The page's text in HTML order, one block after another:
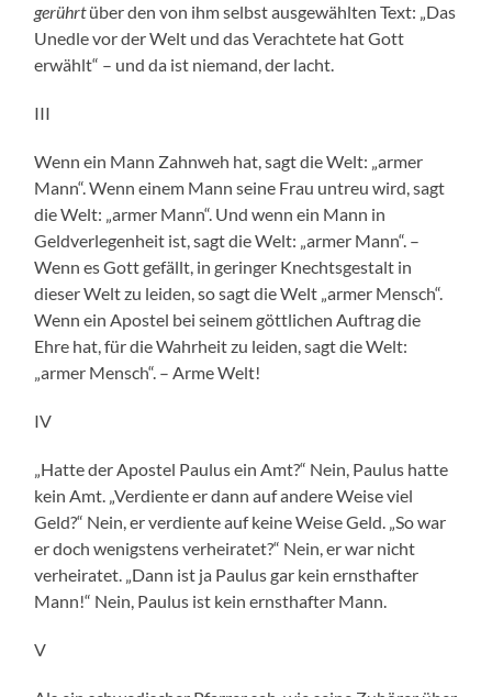
gerührtüber den von ihm selbst ausgewählten Text: „Das
Unedle vor der Welt und das Verachtete hat Gott
erwählt“ – und da ist niemand, der lacht.
III
Wenn ein Mann Zahnweh hat, sagt die Welt: „armer
Mann“. Wenn einem Mann seine Frau untreu wird, sagt
die Welt: „armer Mann“. Und wenn ein Mann in
Geldverlegenheit ist, sagt die Welt: „armer Mann“. –
Wenn es Gott gefällt, in geringer Knechtsgestalt in
dieser Welt zu leiden, so sagt die Welt „armer Mensch“.
Wenn ein Apostel bei seinem göttlichen Auftrag die
Ehre hat, für die Wahrheit zu leiden, sagt die Welt:
„armer Mensch“. – Arme Welt!
IV
„Hatte der Apostel Paulus ein Amt?“ Nein, Paulus hatte
kein Amt. „Verdiente er dann auf andere Weise viel
Geld?“ Nein, er verdiente auf keine Weise Geld. „So war
er doch wenigstens verheiratet?“ Nein, er war nicht
verheiratet. „Dann ist ja Paulus gar kein ernsthafter
Mann!“ Nein, Paulus ist kein ernsthafter Mann.
V